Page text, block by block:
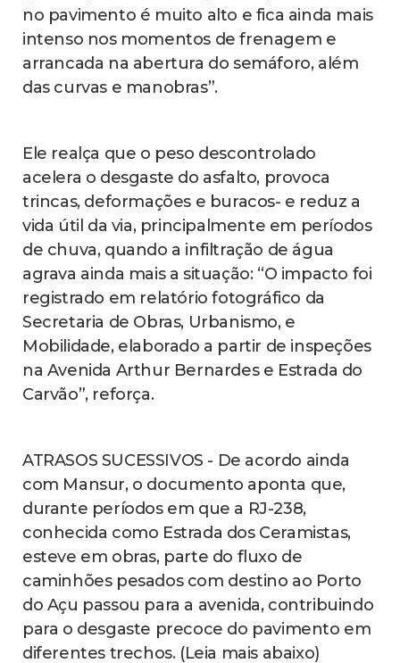
no pavimento é muito alto e fica ainda mais
intenso nos momentos de frenagem e
arrancada na abertura do semáforo, além
das curvas e manobras”.
Ele realça que o peso descontrolado
acelera o desgaste do asfalto, provoca
trincas, deformações e buracos- e reduz a
vida útil da via, principalmente em períodos
de chuva, quando a infiltração de água
agrava ainda mais a situação: “O impacto foi
registrado em relatório fotográfico da
Secretaria de Obras, Urbanismo, e
Mobilidade, elaborado a partir de inspeções
na Avenida Arthur Bernardes e Estrada do
Carvão”, reforça.
ATRASOS SUCESSIVOS - De acordo ainda
com Mansur, o documento aponta que,
durante períodos em que a RJ-238,
conhecida como Estrada dos Ceramistas,
esteve em obras, parte do fluxo de
caminhões pesados com destino ao Porto
do Açu passou para a avenida, contribuindo
para o desgaste precoce do pavimento em
diferentes trechos. (Leia mais abaixo)